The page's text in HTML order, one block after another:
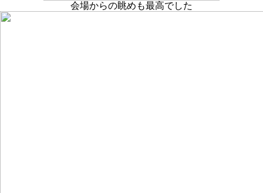
会場からの眺めも最高でした